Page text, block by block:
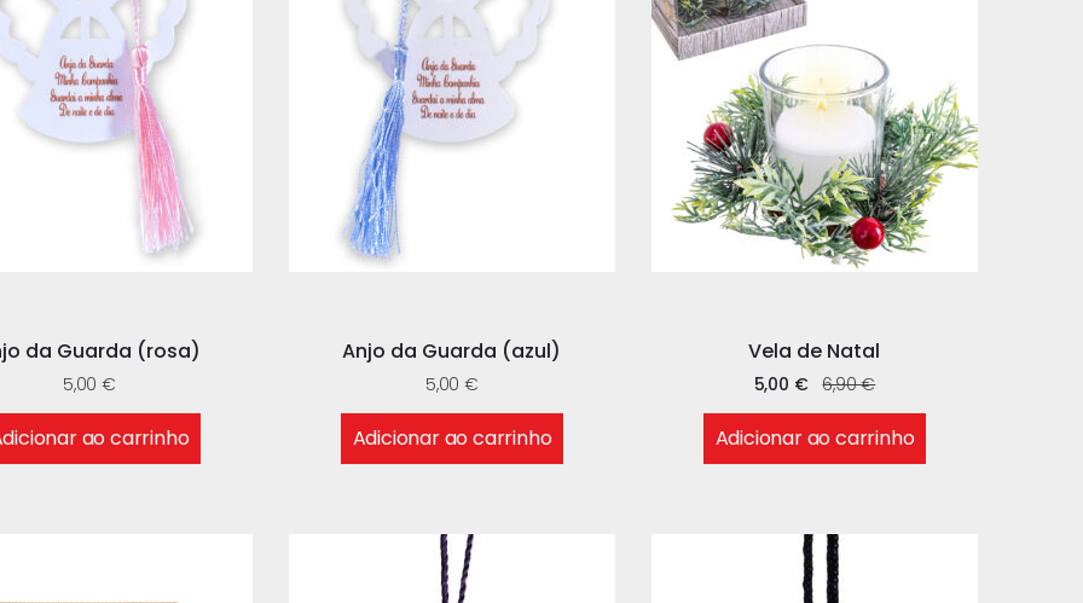
da Guarda (rosa)
5,00€
ao carrinho
Anjo da Guarda (azul)
5,00€
Adicionar ao carrinho
Vela de Natal
6,90€
5,00 €
Adicionar ao carrinho